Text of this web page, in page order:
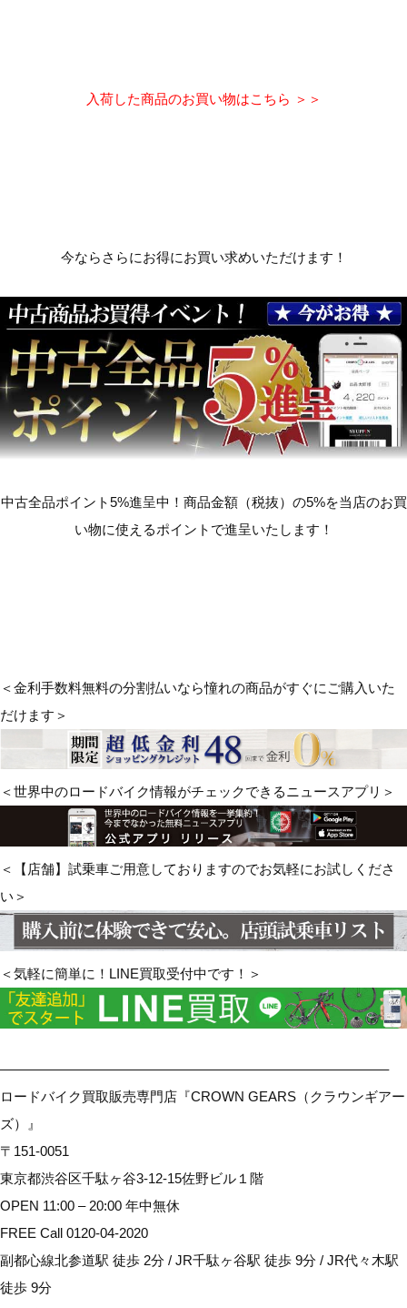
入荷した商品のお買い物はこちら ＞＞
今ならさらにお得にお買い求めいただけます！
中古全品ポイント5%進呈中！商品金額（税抜）の5%を当店のお買
い物に使えるポイントで進呈いたします！
＜金利手数料無料の分割払いなら憧れの商品がすぐにご購入いた
だけます＞
＜世界中のロードバイク情報がチェックできるニュースアプリ＞
＜【店舗】試乗車ご用意しておりますのでお気軽にお試しくださ
い＞
＜気軽に簡単に！LINE買取受付中です！＞
————————————————————————————–
ロードバイク買取販売専門店『CROWN GEARS（クラウンギアー
ズ）』
〒151-0051
東京都渋谷区千駄ヶ谷3-12-15佐野ビル１階
OPEN 11:00 – 20:00 年中無休
FREE Call 0120-04-2020
副都心線北参道駅 徒歩 2分 / JR千駄ヶ谷駅 徒歩 9分 / JR代々木駅
徒歩 9分